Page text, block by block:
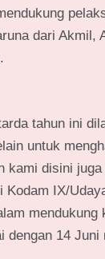
dari Akmil,
tahun ini
untuk
kami disini
Kodam IX/
mendukung
dengan 14 Juni